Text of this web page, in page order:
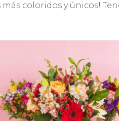
coloridos y únicos!